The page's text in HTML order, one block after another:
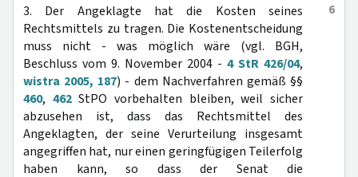
6
3. Der Angeklagte hat die Kosten seines
Rechtsmittels zu tragen. Die Kostenentscheidung
muss nicht - was möglich wäre (vgl. BGH,
Beschluss vom 9. November 2004 - 4 StR 426/04,
wistra 2005, 187) - dem Nachverfahren gemäß §§
460, 462StPO vorbehalten bleiben, weil sicher
abzusehen ist, dass das Rechtsmittel des
Angeklagten, der seine Verurteilung insgesamt
angegriffen hat, nur einen geringfügigen Teilerfolg
haben kann, so dass der Senat die